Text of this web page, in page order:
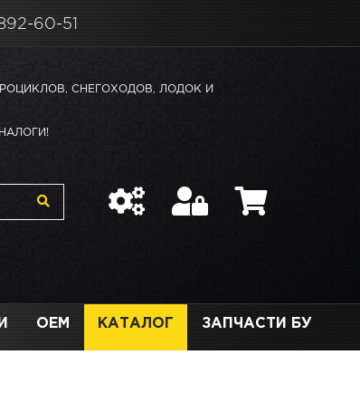
60-51
СНЕГОХОДОВ, ЛОДОК И
OEM КАТАЛОГ ЗАПЧАСТИ БУ